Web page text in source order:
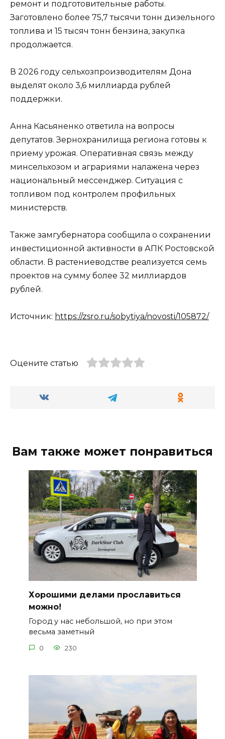
ремонт и подготовительные работы.
Заготовлено более 75,7 тысячи тонн дизельного
топлива и 15 тысяч тонн бензина, закупка
продолжается.
В 2026 году сельхозпроизводителям Дона
выделят около 3,6 миллиарда рублей
поддержки.
Анна Касьяненко ответила на вопросы
депутатов. Зернохранилища региона готовы к
приему урожая. Оперативная связь между
минсельхозом и аграриями налажена через
национальный мессенджер. Ситуация с
топливом под контролем профильных
министерств.
Также замгубернатора сообщила о сохранении
инвестиционной активности в АПК Ростовской
области. В растениеводстве реализуется семь
проектов на сумму более 32 миллиардов
рублей.
Источник: https://zsro.ru/sobytiya/novosti/105872/
Оцените статью
Вам также может понравиться
Хорошими делами прославиться
можно!
Город у нас небольшой, но при этом
весьма заметный
0 230